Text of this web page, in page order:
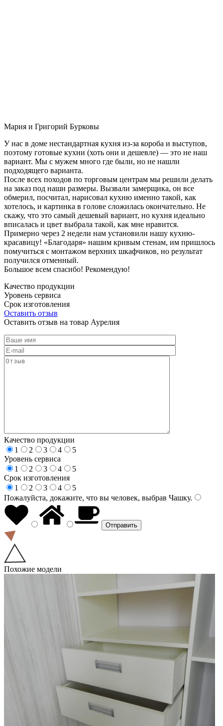
Мария и Григорий Бурковы
У нас в доме нестандартная кухня из-за короба и выступов,
поэтому готовые кухни (хоть они и дешевле) — это не наш
вариант. Мы с мужем много где были, но не нашли
подходящего варианта.
После всех походов по торговым центрам мы решили делать
на заказ под наши размеры. Вызвали замерщика, он все
обмерил, посчитал, нарисовал кухню именно такой, как
хотелось, и картинка в голове сложилась окончательно. Не
скажу, что это самый дешевый вариант, но кухня идеально
вписалась и цвет выбрала такой, как мне нравится.
Примерно через 2 недели нам установили нашу кухню-
красавицу! «Благодаря» нашим кривым стенам, им пришлось
помучиться с монтажом верхних шкафчиков, но результат
получился отменный.
Большое всем спасибо! Рекомендую!
Качество продукции
Уровень сервиса
Срок изготовления
Оставить отзыв
Оставить отзыв на товар Аурелия
Качество продукции
1
2 3 4
5
Уровень сервиса
1
2 3 4
5
Срок изготовления
1
2 3 4
5
Пожалуйста, докажите, что вы человек, выбрав Чашку.
Похожие модели